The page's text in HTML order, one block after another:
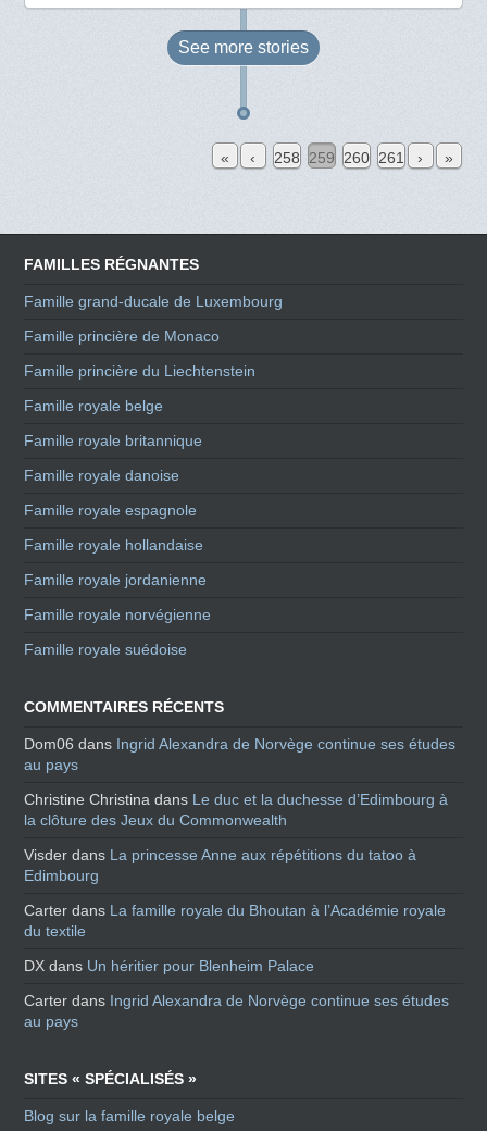
See more stories
« ‹ 258 259 260 261 › »
FAMILLES RÉGNANTES
Famille grand-ducale de Luxembourg
Famille princière de Monaco
Famille princière du Liechtenstein
Famille royale belge
Famille royale britannique
Famille royale danoise
Famille royale espagnole
Famille royale hollandaise
Famille royale jordanienne
Famille royale norvégienne
Famille royale suédoise
COMMENTAIRES RÉCENTS
Dom06 dans Ingrid Alexandra de Norvège continue ses études
au pays
Christine Christina dans Le duc et la duchesse d’Edimbourg à
la clôture des Jeux du Commonwealth
Visder dans La princesse Anne aux répétitions du tatoo à
Edimbourg
Carter dans La famille royale du Bhoutan à l’Académie royale
du textile
DX dans Un héritier pour Blenheim Palace
Carter dans Ingrid Alexandra de Norvège continue ses études
au pays
SITES « SPÉCIALISÉS »
Blog sur la famille royale belge